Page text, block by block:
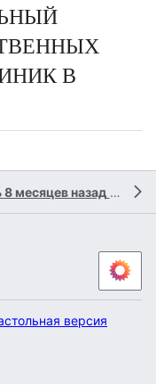
В
месяцев назадучастником
версия